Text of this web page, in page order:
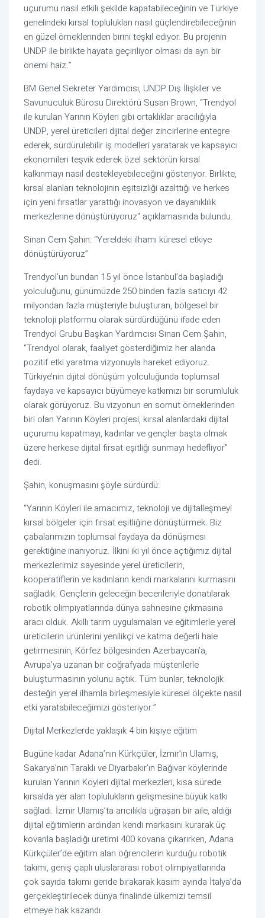
uçurumu nasıl etkili şekilde kapatabileceğinin ve Türkiye
genelindeki kırsal toplulukları nasıl güçlendirebileceğinin
en güzel örneklerinden birini teşkil ediyor. Bu projenin
UNDP ile birlikte hayata geçiriliyor olması da ayrı bir
önemi haiz.”
BM Genel Sekreter Yardımcısı, UNDP Dış İlişkiler ve
Savunuculuk Bürosu Direktörü Susan Brown, “Trendyol
ile kurulan Yarının Köyleri gibi ortaklıklar aracılığıyla
UNDP, yerel üreticileri dijital değer zincirlerine entegre
ederek, sürdürülebilir iş modelleri yaratarak ve kapsayıcı
ekonomileri teşvik ederek özel sektörün kırsal
kalkınmayı nasıl destekleyebileceğini gösteriyor. Birlikte,
kırsal alanları teknolojinin eşitsizliği azalttığı ve herkes
için yeni fırsatlar yarattığı inovasyon ve dayanıklılık
merkezlerine dönüştürüyoruz" açıklamasında bulundu.
Sinan Cem Şahin: “Yereldeki ilhamı küresel etkiye
dönüştürüyoruz”
Trendyol’un bundan 15 yıl önce İstanbul’da başladığı
yolculuğunu, günümüzde 250 binden fazla satıcıyı 42
milyondan fazla müşteriyle buluşturan, bölgesel bir
teknoloji platformu olarak sürdürdüğünü ifade eden
Trendyol Grubu Başkan Yardımcısı Sinan Cem Şahin,
“Trendyol olarak, faaliyet gösterdiğimiz her alanda
pozitif etki yaratma vizyonuyla hareket ediyoruz.
Türkiye’nin dijital dönüşüm yolculuğunda toplumsal
faydaya ve kapsayıcı büyümeye katkımızı bir sorumluluk
olarak görüyoruz. Bu vizyonun en somut örneklerinden
biri olan Yarının Köyleri projesi, kırsal alanlardaki dijital
uçurumu kapatmayı, kadınlar ve gençler başta olmak
üzere herkese dijital fırsat eşitliği sunmayı hedefliyor”
dedi.
Şahin, konuşmasını şöyle sürdürdü:
“Yarının Köyleri ile amacımız, teknoloji ve dijitalleşmeyi
kırsal bölgeler için fırsat eşitliğine dönüştürmek. Biz
çabalarımızın toplumsal faydaya da dönüşmesi
gerektiğine inanıyoruz. İlkini iki yıl önce açtığımız dijital
merkezlerimiz sayesinde yerel üreticilerin,
kooperatiflerin ve kadınların kendi markalarını kurmasını
sağladık. Gençlerin geleceğin becerileriyle donatılarak
robotik olimpiyatlarında dünya sahnesine çıkmasına
aracı olduk. Akıllı tarım uygulamaları ve eğitimlerle yerel
üreticilerin ürünlerini yenilikçi ve katma değerli hale
getirmesinin, Körfez bölgesinden Azerbaycan’a,
Avrupa’ya uzanan bir coğrafyada müşterilerle
buluşturmasının yolunu açtık. Tüm bunlar, teknolojik
desteğin yerel ilhamla birleşmesiyle küresel ölçekte nasıl
etki yaratabileceğimizi gösteriyor.”
Dijital Merkezlerde yaklaşık 4 bin kişiye eğitim
Bugüne kadar Adana’nın Kürkçüler, İzmir’in Ulamış,
Sakarya’nın Taraklı ve Diyarbakır’ın Bağıvar köylerinde
kurulan Yarının Köyleri dijital merkezleri, kısa sürede
kırsalda yer alan toplulukların gelişmesine büyük katkı
sağladı. İzmir Ulamış’ta arıcılıkla uğraşan bir aile, aldığı
dijital eğitimlerin ardından kendi markasını kurarak üç
kovanla başladığı üretimi 400 kovana çıkarırken, Adana
Kürkçüler’de eğitim alan öğrencilerin kurduğu robotik
takımı, geniş çaplı uluslararası robot olimpiyatlarında
çok sayıda takımı geride bırakarak kasım ayında İtalya’da
gerçekleştirilecek dünya finalinde ülkemizi temsil
etmeye hak kazandı.